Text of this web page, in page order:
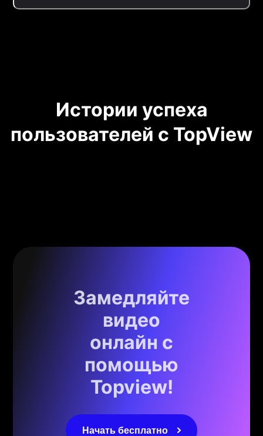
Истории успеха
пользователей с TopView
Замедляйте
видео
онлайн с
помощью
Topview!
Начать бесплатно